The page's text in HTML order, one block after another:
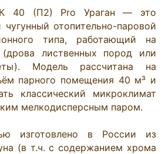
40 (П2) Pro Ураган — это
отопительно-паровой
типа, работающий на
лиственных пород или
Модель рассчитана на
парного помещения 40 м³ и
классический микроклимат
мелкодисперсным паром.
изготовлено в России из
(в т.ч. с содержанием хрома